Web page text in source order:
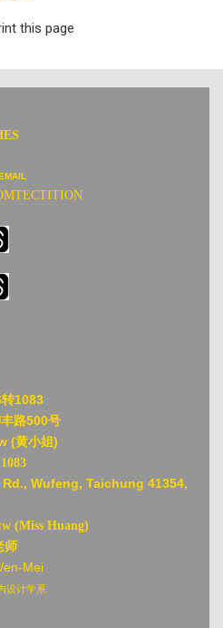
this page
1083
路500号
(黄小姐)
Wufeng, Taichung 41354,
(Miss Huang)
师
Mei
设计学系